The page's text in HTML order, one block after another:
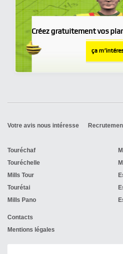
Créez gratuitement vos
ça
Votre avis nous intéresse
Touréchaf
Touréchelle
Mills Tour
Tourétai
Mills Pano
Contacts
Mentions légales